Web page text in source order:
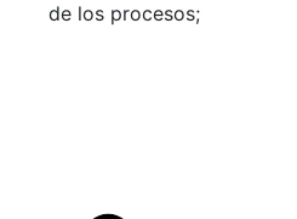
de los procesos;